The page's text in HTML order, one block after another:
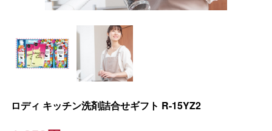
ロディ キッチン洗剤詰合せギフト R-15YZ2